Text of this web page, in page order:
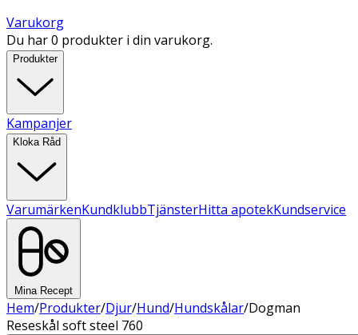
Varukorg
Du har 0 produkter i din varukorg.
Produkter
Kampanjer
Kloka Råd
VarumärkenKundklubbTjänsterHitta apotekKundservice
Mina Recept
Hem/Produkter/Djur/Hund/Hundskålar/Dogman
Reseskål soft steel 760